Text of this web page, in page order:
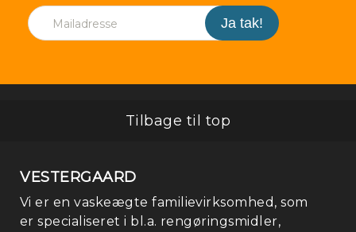
Tilbage til top
VESTERGAARD
Vi er en vaskeægte familievirksomhed, som
er specialiseret i bl.a. rengøringsmidler,